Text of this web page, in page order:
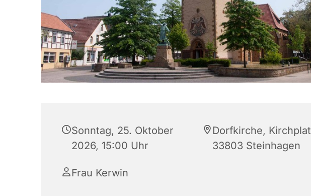
Sonntag, 25. Oktober
2026, 15:00 Uhr
Dorfkirche,
33803 Steinhagen
Frau Kerwin